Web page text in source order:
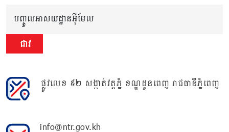
បញ្ចូលអាសយដ្ឋានអ៊ីមែល
ជាវ
ផ្លូវលេខ ៩២ សង្កាត់វត្តភ្នំ ខណ្ឌដូនពេញ រាជធានីភ្នំពេញ
info@ntr.gov.kh